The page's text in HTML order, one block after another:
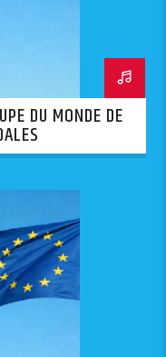
DU MONDE DE